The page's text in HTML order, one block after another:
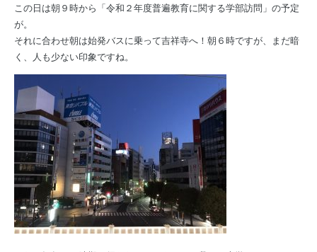
この日は朝９時から「令和２年度普遍教育に関する学部訪問」の予定
が。
それに合わせ朝は始発バスに乗って吉祥寺へ！朝６時ですが、まだ暗
く、人も少ない印象ですね。